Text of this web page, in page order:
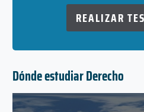
REALIZAR
Dónde estudiar Derecho